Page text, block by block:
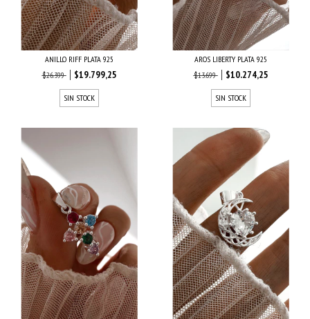
ANILLO RIFF PLATA 925
$26.399
$19.799,25
SIN STOCK
AROS LIBERTY PLATA 925
$13.699
$10.274,25
SIN STOCK